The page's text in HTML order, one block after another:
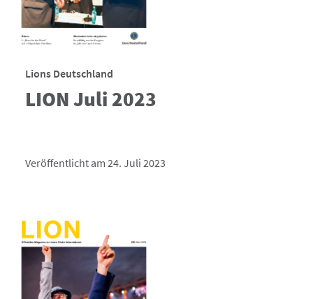
Lions Deutschland
LION Juli 2023
Veröffentlicht am 24. Juli 2023